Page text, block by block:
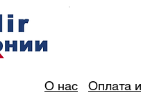
О нас Оплата